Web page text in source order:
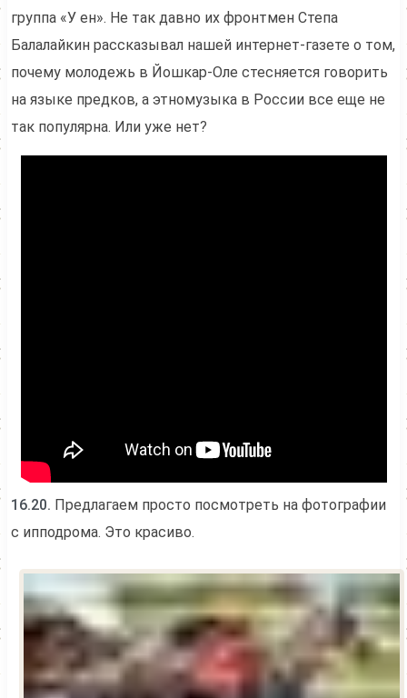
группа «У ен». Не так давно их фронтмен Степа
Балалайкин рассказывал нашей интернет-газете о том,
почему молодежь в Йошкар-Оле стесняется говорить
на языке предков, а этномузыка в России все еще не
так популярна. Или уже нет?
16.20. Предлагаем просто посмотреть на фотографии
с ипподрома. Это красиво.